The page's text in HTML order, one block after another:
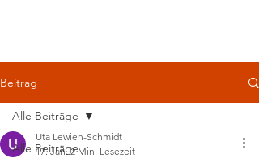
Beitrag
Alle Beiträge
Alle Beiträge
Uta Lewien-Schmidt
17. Jan. 2 Min. Lesezeit